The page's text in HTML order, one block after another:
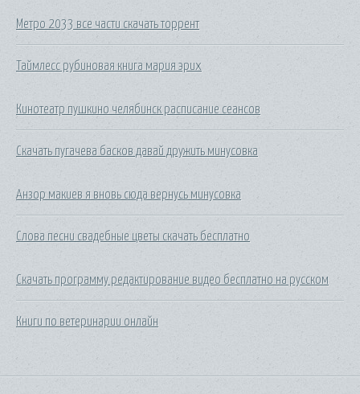
Метро 2033 все части скачать торрент
Таймлесс рубиновая книга мария эрих
Кинотеатр пушкино челябинск расписание сеансов
Скачать пугачева басков давай дружить минусовка
Анзор макиев я вновь сюда вернусь минусовка
Слова песни свадебные цветы скачать бесплатно
Скачать программу редактирование видео бесплатно на русском
Книги по ветеринарии онлайн